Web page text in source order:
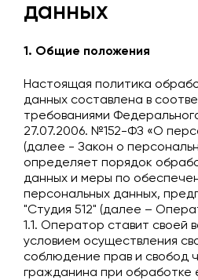
данных
1. Общие положения
Настоящая политика
данных составлена в
требованиями
27.07.2006. №152-ФЗ «О
(далее - Закон о
определяет порядок
данных и меры по
персональных данных,
"Студия 512" (далее –
1.1. Оператор ставит своей
условием осуществления
соблюдение прав и свобод
гражданина при обработке